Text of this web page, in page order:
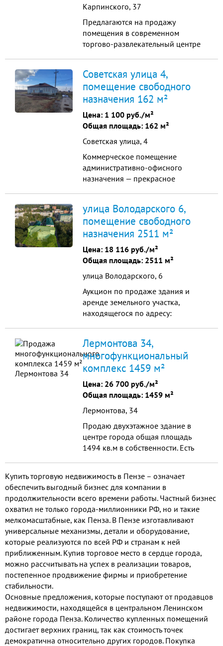
Карпинского, 37
Предлагаются на продажу
помещения в современном
торгово-развлекательный центре
оживленных центральных улиц г.
Пензы. Оживленный пешеходный
и автомобильный трафик.
Советская улица 4,
помещение свободного
назначения 162 м²
Цена: 1 100 руб./м²
Общая площадь: 162 м²
Советская улица, 4
Коммерческое помещение
административно-офисного
назначения — прекрасное
просторное и отлично
расположенное место для своего
дела! Удобное местоположение,
развитая инфраструктура и
отличная транспортная
доступность. Густонаселенный
район, высокий т...
улица Володарского 6,
помещение свободного
назначения 2511 м²
Цена: 18 116 руб./м²
Общая площадь: 2511 м²
улица Володарского, 6
Аукцион по продаже здания и
аренде земельного участка,
находящегося по адресу:
площадь: 0.23 га / 2510.7 м
Начальная цена: 45 489 000,00
Дата окончания приема заявок:
07.09.2026 15: 00: 00 Дата
проведения торгов: 11.09.2026 10:
00: 00 Кад...
Лермонтова 34,
многофункциональный
комплекс 1459 м²
Цена: 26 700 руб./м²
Общая площадь: 1459 м²
Лермонтова, 34
Продаю двухэтажное здание в
центре города общая площадь
1494 кв.м в собственности. Есть
года) На данный момент все
помещения сданы в аренду и
приносят постоянный доход.
Купить торговую недвижимость в Пензе – означает
обеспечить выгодный бизнес для компании в
продолжительности всего времени работы. Частный бизнес
охватил не только города-миллионники РФ, но и такие
мелкомасштабные, как Пенза. В Пензе изготавливают
универсальные механизмы, детали и оборудование,
которые реализуются по всей РФ и странам к ней
приближенным. Купив торговое место в сердце города,
можно рассчитывать на успех в реализации товаров,
постепенное продвижение фирмы и приобретение
стабильности.
Основные предложения, которые поступают от продавцов
недвижимости, находящейся в центральном Ленинском
районе города Пенза. Количество купленных помещений
достигает верхних границ, так как стоимость точек
демократична относительно других городов. Покупка